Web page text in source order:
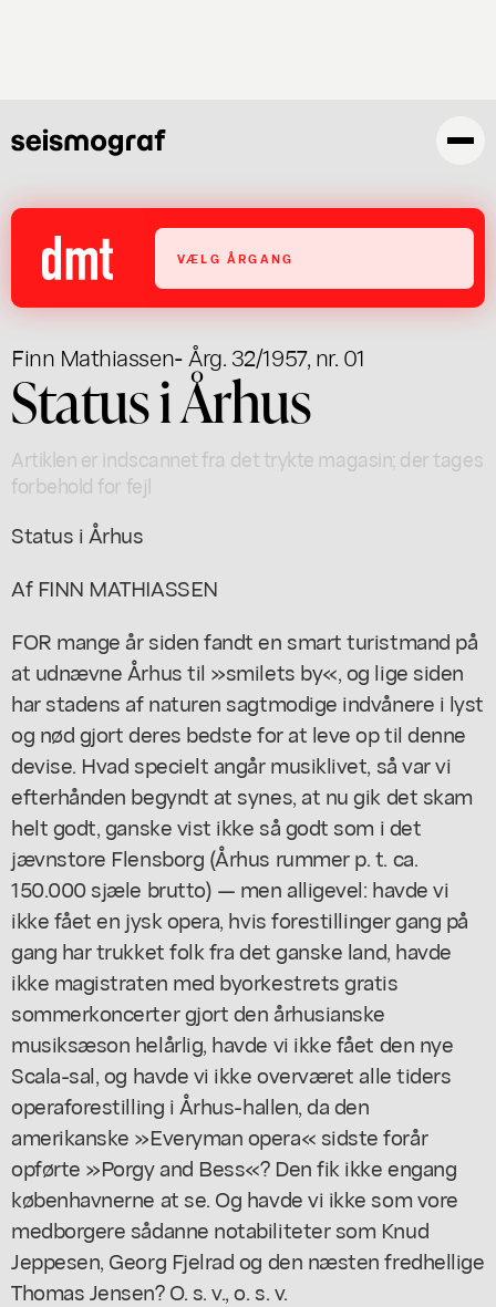
VÆLG ÅRGANG
Finn Mathiassen- Årg. 32/1957, nr. 01
Status i Århus
Artiklen er indscannet fra det trykte magasin; der tages
forbehold for fejl
Status i Århus
Af FINN MATHIASSEN
FOR mange år siden fandt en smart turistmand på
at udnævne Århus til »smilets by«, og lige siden
har stadens af naturen sagtmodige indvånere i lyst
og nød gjort deres bedste for at leve op til denne
devise. Hvad specielt angår musiklivet, så var vi
efterhånden begyndt at synes, at nu gik det skam
helt godt, ganske vist ikke så godt som i det
jævnstore Flensborg (Århus rummer p. t. ca.
150.000 sjæle brutto) — men alligevel: havde vi
ikke fået en jysk opera, hvis forestillinger gang på
gang har trukket folk fra det ganske land, havde
ikke magistraten med byorkestrets gratis
sommerkoncerter gjort den århusianske
musiksæson helårlig, havde vi ikke fået den nye
Scala-sal, og havde vi ikke overværet alle tiders
operaforestilling i Århus-hallen, da den
amerikanske »Everyman opera« sidste forår
opførte »Porgy and Bess«? Den fik ikke engang
københavnerne at se. Og havde vi ikke som vore
medborgere sådanne notabiliteter som Knud
Jeppesen, Georg Fjelrad og den næsten fredhellige
Thomas Jensen? O. s. v., o. s. v.